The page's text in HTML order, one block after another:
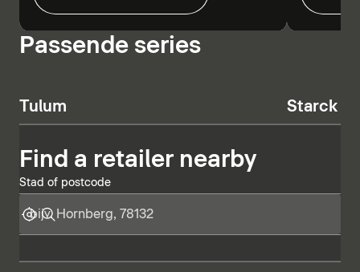
Passende series
Tulum Starck T
Find a retailer nearby
Stad of postcode